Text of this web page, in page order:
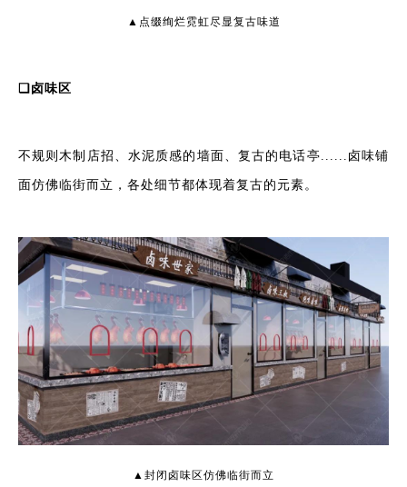
▲点缀绚烂霓虹尽显复古味道
❏卤味区
不规则木制店招、水泥质感的墙面、复古的电话亭......卤味铺
面仿佛临街而立，各处细节都体现着复古的元素。
▲封闭卤味区仿佛临街而立